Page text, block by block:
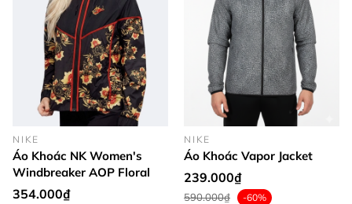
NIKE
Áo Khoác NK Women's
Windbreaker AOP Floral
354.000₫
NIKE
Áo Khoác Vapor Jacket
239.000₫
590.000₫ -60%